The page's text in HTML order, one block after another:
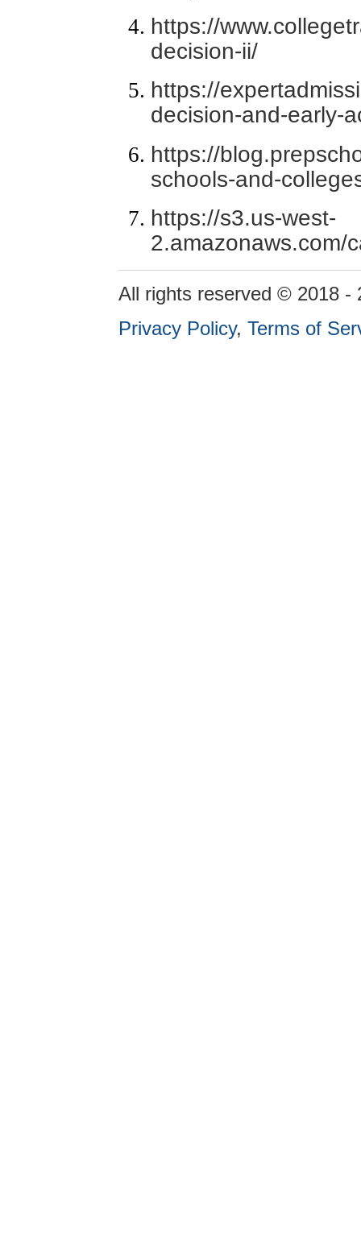
https://
decision-ii/
https://
decision-and-early-
https://
schools-and-
https://s3.us-west-
2.amazonaws.com/
All rights reserved © 2018 -
Privacy Policy, Terms of